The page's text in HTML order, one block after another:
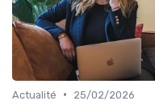
Actualité •
25/02/2026